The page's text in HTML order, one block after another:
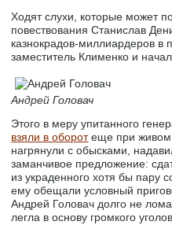
Ходят слухи, которые может
повествования Станислав
казнокрадов-миллиардеров в
заместитель Клименко и
Андрей Головач
Этого в меру упитанного
взяли в оборотеще при живом
нагрянули с обысками,
заманчивое предложение:
из украденного хотя бы пару
ему обещали условный
Андрей Головач долго не
легла в основу громкого